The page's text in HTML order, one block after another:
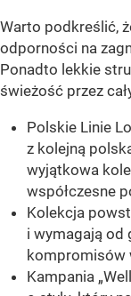
Warto podkreślić,
odporności na
Ponadto lekkie
świeżość przez
Polskie Linie
z kolejną
wyjątkowa
współczesne
Kolekcja
i wymagają od
kompromisów
Kampania